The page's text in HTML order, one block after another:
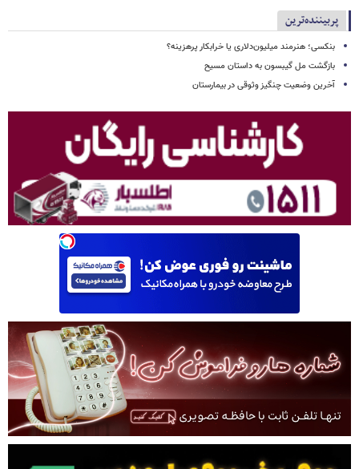
پربیننده‌ترین
بنکسی؛ هنرمند میلیون‌دلاری یا خرابکار پرهزینه؟
بازگشت مل گیبسون به داستان مسیح
آخرین وضعیت چنگیز وثوقی در بیمارستان